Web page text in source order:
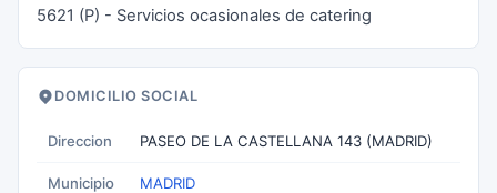
5621 (P) - Servicios ocasionales de catering
DOMICILIO SOCIAL
Direccion PASEO DE LA CASTELLANA 143 (MADRID)
Municipio MADRID